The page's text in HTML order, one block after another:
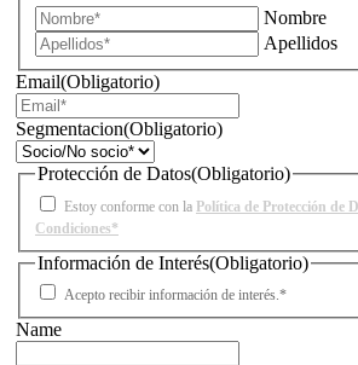
Nombre
Apellidos
Email(Obligatorio)
Segmentacion(Obligatorio)
Protección de Datos(Obligatorio)
Estoy conforme con la Política de Protección de
Condiciones*
Información de Interés(Obligatorio)
Acepto recibir información de interés.*
Name